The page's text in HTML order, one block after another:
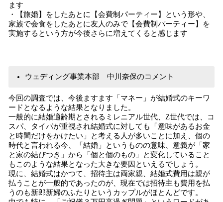
ます
・【旅婚】をしたあとに【会費制パーティー】という形や、
家族で会食をしたあとに友人のみで【会費制パーティー】を
実施するという方が今後さらに増えてくると感じます
ウェディング事業本部 中川奈保のコメント
今回の調査では、今後ますます「マネー」が結婚式のキーワ
ードとなるような結果となりました。
一般的に結婚適齢期とされるミレニアル世代、Z世代では、コ
スパ、タイパが重視され結婚式に対しても「意味があるお金
と時間だけをかけたい」と考える人が多いことに加え、個の
時代と言われる今、「結婚」というものの意味、意義が「家
と家の結びつき」から「個と個のもの」と変化していること
もこのような結果となった大きな要因といえるでしょう。
現に、結婚式はかつて、招待主は両家親、結婚式費用は親が
払うことが一般的であったのが、現在では招待主も費用を払
うのも新郎新婦のふたりというカップルがほとんどです。